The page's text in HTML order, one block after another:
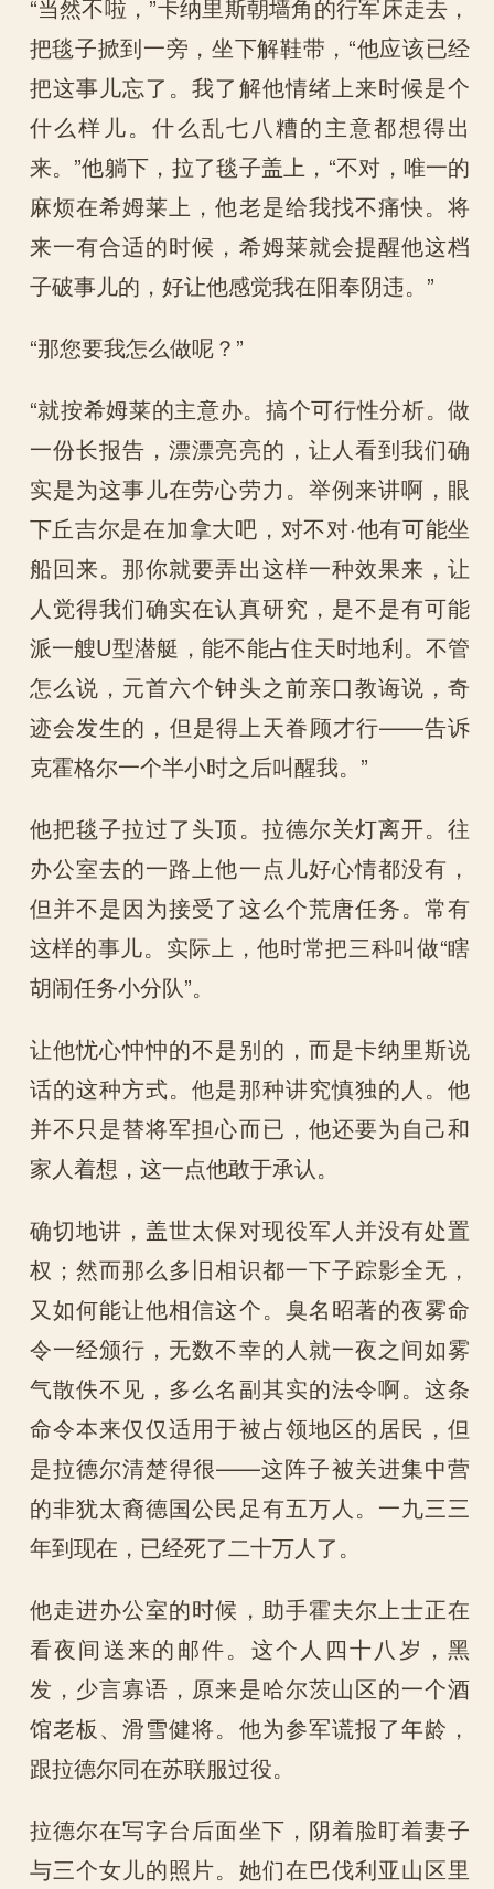
“当然不啦，”卡纳里斯朝墙角的行军床走去，
把毯子掀到一旁，坐下解鞋带，“他应该已经
把这事儿忘了。我了解他情绪上来时候是个
什么样儿。什么乱七八糟的主意都想得出
来。”他躺下，拉了毯子盖上，“不对，唯一的
麻烦在希姆莱上，他老是给我找不痛快。将
来一有合适的时候，希姆莱就会提醒他这档
子破事儿的，好让他感觉我在阳奉阴违。”
“那您要我怎么做呢？”
“就按希姆莱的主意办。搞个可行性分析。做
一份长报告，漂漂亮亮的，让人看到我们确
实是为这事儿在劳心劳力。举例来讲啊，眼
下丘吉尔是在加拿大吧，对不对·他有可能坐
船回来。那你就要弄出这样一种效果来，让
人觉得我们确实在认真研究，是不是有可能
派一艘U型潜艇，能不能占住天时地利。不管
怎么说，元首六个钟头之前亲口教诲说，奇
迹会发生的，但是得上天眷顾才行——告诉
克霍格尔一个半小时之后叫醒我。”
他把毯子拉过了头顶。拉德尔关灯离开。往
办公室去的一路上他一点儿好心情都没有，
但并不是因为接受了这么个荒唐任务。常有
这样的事儿。实际上，他时常把三科叫做“瞎
胡闹任务小分队”。
让他忧心忡忡的不是别的，而是卡纳里斯说
话的这种方式。他是那种讲究慎独的人。他
并不只是替将军担心而已，他还要为自己和
家人着想，这一点他敢于承认。
确切地讲，盖世太保对现役军人并没有处置
权；然而那么多旧相识都一下子踪影全无，
又如何能让他相信这个。臭名昭著的夜雾命
令一经颁行，无数不幸的人就一夜之间如雾
气散佚不见，多么名副其实的法令啊。这条
命令本来仅仅适用于被占领地区的居民，但
是拉德尔清楚得很——这阵子被关进集中营
的非犹太裔德国公民足有五万人。一九三三
年到现在，已经死了二十万人了。
他走进办公室的时候，助手霍夫尔上士正在
看夜间送来的邮件。这个人四十八岁，黑
发，少言寡语，原来是哈尔茨山区的一个酒
馆老板、滑雪健将。他为参军谎报了年龄，
跟拉德尔同在苏联服过役。
拉德尔在写字台后面坐下，阴着脸盯着妻子
与三个女儿的照片。她们在巴伐利亚山区里